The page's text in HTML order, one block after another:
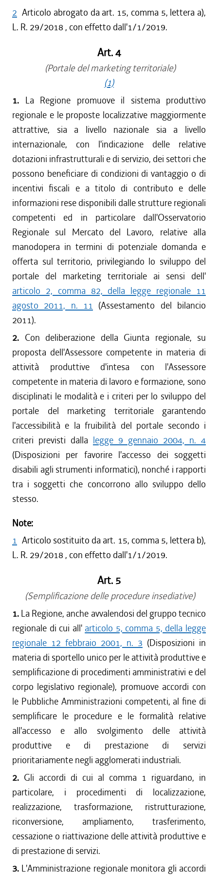
2 Articolo abrogato da art. 15, comma 5, lettera a),
L. R. 29/2018 , con effetto dall'1/1/2019.
Art. 4
(Portale del marketing territoriale)
(1)
1. La Regione promuove il sistema produttivo
regionale e le proposte localizzative maggiormente
attrattive, sia a livello nazionale sia a livello
internazionale, con l'indicazione delle relative
dotazioni infrastrutturali e di servizio, dei settori che
possono beneficiare di condizioni di vantaggio o di
incentivi fiscali e a titolo di contributo e delle
informazioni rese disponibili dalle strutture regionali
competenti ed in particolare dall'Osservatorio
Regionale sul Mercato del Lavoro, relative alla
manodopera in termini di potenziale domanda e
offerta sul territorio, privilegiando lo sviluppo del
portale del marketing territoriale ai sensi dell'
articolo 2, comma 82, della legge regionale 11
agosto 2011, n. 11 (Assestamento del bilancio
2011).
2. Con deliberazione della Giunta regionale, su
proposta dell'Assessore competente in materia di
attività produttive d'intesa con l'Assessore
competente in materia di lavoro e formazione, sono
disciplinati le modalità e i criteri per lo sviluppo del
portale del marketing territoriale garantendo
l'accessibilità e la fruibilità del portale secondo i
criteri previsti dalla legge 9 gennaio 2004, n. 4
(Disposizioni per favorire l'accesso dei soggetti
disabili agli strumenti informatici), nonché i rapporti
tra i soggetti che concorrono allo sviluppo dello
stesso.
Note:
1 Articolo sostituito da art. 15, comma 5, lettera b),
L. R. 29/2018 , con effetto dall'1/1/2019.
Art. 5
(Semplificazione delle procedure insediative)
1. La Regione, anche avvalendosi del gruppo tecnico
regionale di cui all' articolo 5, comma 5, della legge
regionale 12 febbraio 2001, n. 3 (Disposizioni in
materia di sportello unico per le attività produttive e
semplificazione di procedimenti amministrativi e del
corpo legislativo regionale), promuove accordi con
le Pubbliche Amministrazioni competenti, al fine di
semplificare le procedure e le formalità relative
all'accesso e allo svolgimento delle attività
produttive e di prestazione di servizi
prioritariamente negli agglomerati industriali.
2. Gli accordi di cui al comma 1 riguardano, in
particolare, i procedimenti di localizzazione,
realizzazione, trasformazione, ristrutturazione,
riconversione, ampliamento, trasferimento,
cessazione o riattivazione delle attività produttive e
di prestazione di servizi.
3. L'Amministrazione regionale monitora gli accordi